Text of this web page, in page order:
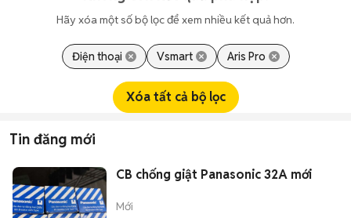
Hãy xóa một số bộ lọc để xem nhiều kết quả hơn.
Điện thoại Vsmart Aris Pro
Xóa tất cả bộ lọc
Tin đăng mới
CB chống giật Panasonic 32A mới
Mới